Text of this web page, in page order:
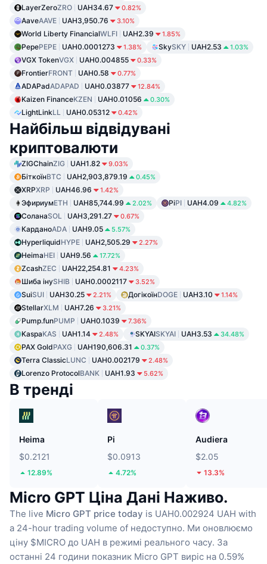
LayerZeroZRO UAH34.67 0.82%
AaveAAVE UAH3,950.76 3.10%
World Liberty FinancialWLFI UAH2.39 1.85%
PepePEPE UAH0.0001273 1.38% SkySKY UAH2.53 1.03%
VGX TokenVGX UAH0.004855 0.33%
FrontierFRONT UAH0.58 0.77%
ADAPadADAPAD UAH0.03877 12.84%
Kaizen FinanceKZEN UAH0.01056 0.30%
LightLinkLL UAH0.05312 0.42%
Найбільш відвідувані
криптовалюти
ZIGChainZIG UAH1.82 9.03%
БіткоїнBTC UAH2,903,879.19 0.45%
XRPXRP UAH46.96 1.42%
ЭфириумETH UAH85,744.99 2.02% PiPI UAH4.09 4.82%
СоланаSOL UAH3,291.27 0.67%
КарданоADA UAH9.05 5.57%
HyperliquidHYPE UAH2,505.29 2.27%
HeimaHEI UAH9.56 17.72%
ZcashZEC UAH22,254.81 4.23%
Шиба інуSHIB UAH0.0002117 3.52%
SuiSUI UAH30.25 2.21% ДогікоїнDOGE UAH3.10 1.14%
StellarXLM UAH7.26 3.21%
Pump.funPUMP UAH0.1039 7.36%
KaspaKAS UAH1.14 2.48% SKYAISKYAI UAH3.53 34.48%
PAX GoldPAXG UAH190,606.31 0.37%
Terra ClassicLUNC UAH0.002179 2.48%
Lorenzo ProtocolBANK UAH1.93 5.62%
В тренді
Heima
$0.2121
12.89%
Pi
$0.0913
4.72%
Audiera
$2.05
13.3%
Micro GPT Ціна Дані Наживо.
The live Micro GPT price today is UAH0.002924 UAH with
a 24-hour trading volume of недоступно. Ми оновлюємо
ціну $MICRO до UAH в режимі реального часу. За
останні 24 години показник Micro GPT виріс на 0.59%